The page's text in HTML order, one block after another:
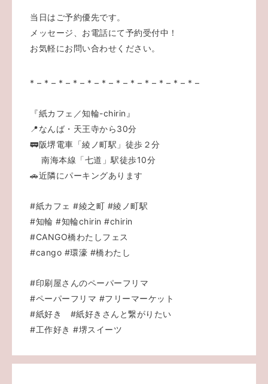
当日はご予約優先です。
メッセージ、 お電話にて予約受付中！
お気軽にお問い合わせください。
* – * – * – * – * – * – * – * – * – * – * – * –
『紙カフェ／知輪-chirin』
📍なんば・天王寺から30分
🚃阪堺電車「綾ノ町駅」徒歩２分
南海本線「七道」駅徒歩10分
🚗近隣にパーキングあります
#紙カフェ #綾之町 #綾ノ町駅
#知輪 #知輪chirin #chirin
#CANGO橋わたしフェス
#cango #環濠 #橋わたし
#印刷屋さんのペーパーフリマ
#ペーパーフリマ #フリーマーケット
#紙好き
#紙好きさんと繋がりたい
#工作好き #堺スイーツ